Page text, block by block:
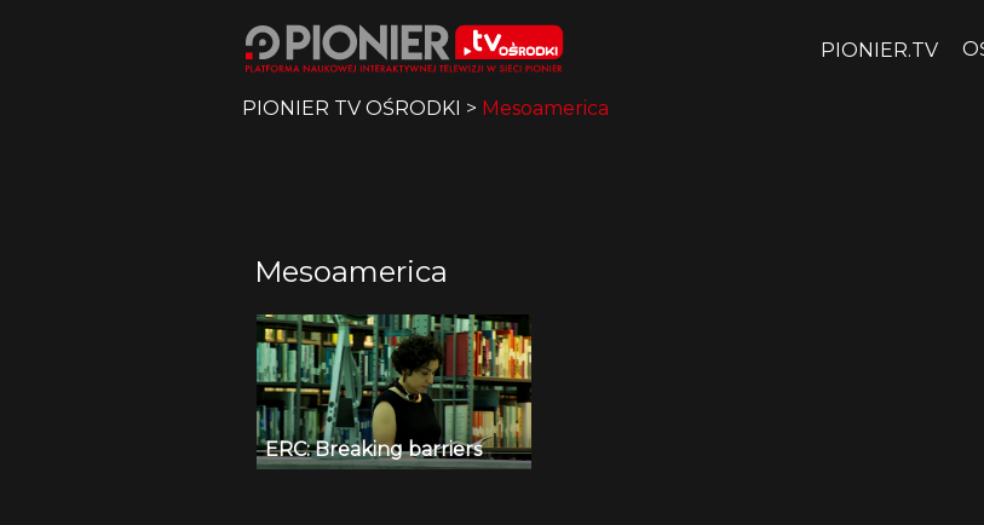
PIONIER.TV
PIONIER TV OŚRODKI > Mesoamerica
Mesoamerica
ERC: Breaking barriers